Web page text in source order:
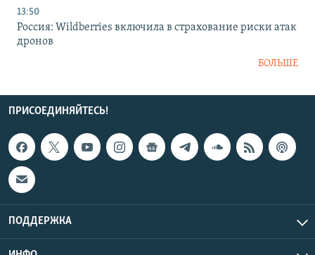
13:50
Россия: Wildberries включила в страхование риски атак
дронов
БОЛЬШЕ
ПРИСОЕДИНЯЙТЕСЬ!
ПОДДЕРЖКА